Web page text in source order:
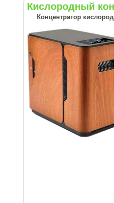
Кислородный
Концентратор